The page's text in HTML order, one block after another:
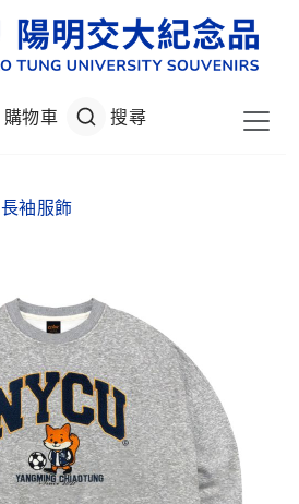
購物車 搜尋
長袖服飾